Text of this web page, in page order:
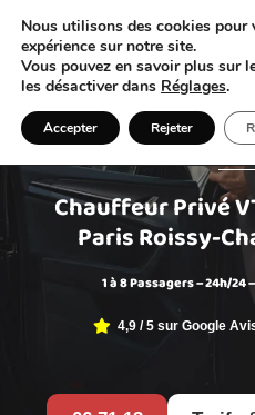
VTC
Chauffeur Privé
Paris Roissy-
1 à 8 Passagers – 24h/24
4,9 / 5 sur Google
Nous utilisons des cookies
expérience sur notre site.
Vous pouvez en savoir plus sur
les désactiver dans Réglages.
Accepter Rejeter